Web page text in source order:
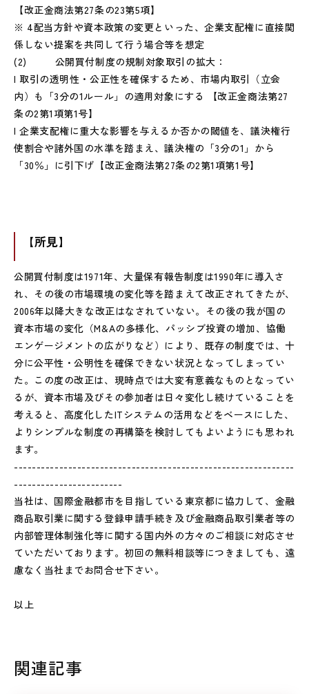
【改正金商法第27条の23第5項】
※ 4配当方針や資本政策の変更といった、企業支配権に直接関
係しない提案を共同して行う場合等を想定
(2) 公開買付制度の規制対象取引の拡大：
l 取引の透明性・公正性を確保するため、市場内取引（立会
内）も「3分の1ルール」の適用対象にする 【改正金商法第27
条の2第1項第1号】
l 企業支配権に重大な影響を与えるか否かの閾値を、議決権行
使割合や諸外国の水準を踏まえ、議決権の「3分の1」から
「30％」に引下げ【改正金商法第27条の2第1項第1号】
【所見】
公開買付制度は1971年、大量保有報告制度は1990年に導入さ
れ、その後の市場環境の変化等を踏まえて改正されてきたが、
2006年以降大きな改正はなされていない。その後の我が国の
資本市場の変化（M&Aの多様化、パッシブ投資の増加、協働
エンゲージメントの広がりなど）により、既存の制度では、十
分に公平性・公明性を確保できない状況となってしまってい
た。この度の改正は、現時点では大変有意義なものとなってい
るが、資本市場及びその参加者は日々変化し続けていることを
考えると、高度化したITシステムの活用などをベースにした、
よりシンプルな制度の再構築を検討してもよいようにも思われ
ます。
--------------------------------------------------------------
------------------------
当社は、国際金融都市を目指している東京都に協力して、金融
商品取引業に関する登録申請手続き及び金融商品取引業者等の
内部管理体制強化等に関する国内外の方々のご相談に対応させ
ていただいております。初回の無料相談等につきましても、遠
慮なく当社までお問合せ下さい。
以上
関連記事